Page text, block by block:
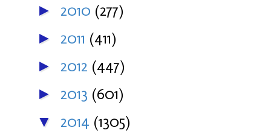
► 2010 (277)
► 2011 (411)
► 2012 (447)
► 2013 (601)
▼ 2014 (1305)